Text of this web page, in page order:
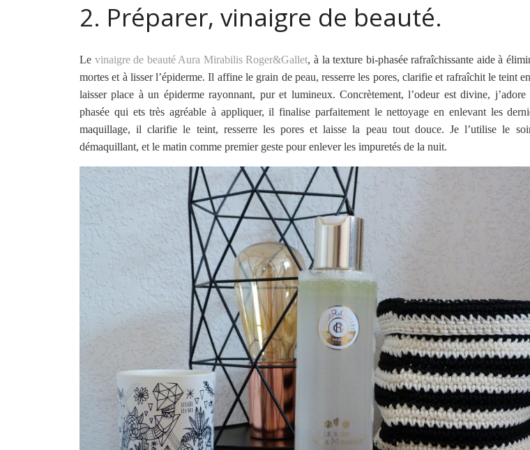
2. Préparer, vinaigre de beauté.
Le vinaigre de beauté Aura Mirabilis Roger&Gallet, à la texture bi-phasée rafraîchissante aide à
mortes et à lisser l’épiderme. Il affine le grain de peau, resserre les pores, clarifie et rafraîchit le teint
laisser place à un épiderme rayonnant, pur et lumineux. Concrètement, l’odeur est divine,
phasée qui ets très agréable à appliquer, il finalise parfaitement le nettoyage en enlevant les
maquillage, il clarifie le teint, resserre les pores et laisse la peau tout douce. Je l’utilise le
démaquillant, et le matin comme premier geste pour enlever les impuretés de la nuit.